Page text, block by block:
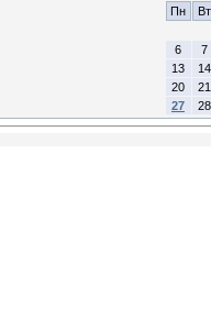
Пн
Вт
6
7
13
14
20
21
27
28